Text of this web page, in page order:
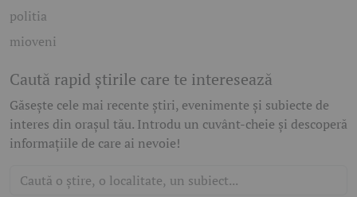
politia
mioveni
Caută rapid știrile care te interesează
Găsește cele mai recente știri, evenimente și subiecte de
interes din orașul tău. Introdu un cuvânt-cheie și descoperă
informațiile de care ai nevoie!